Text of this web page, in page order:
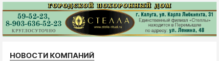
НОВОСТИ КОМПАНИЙ